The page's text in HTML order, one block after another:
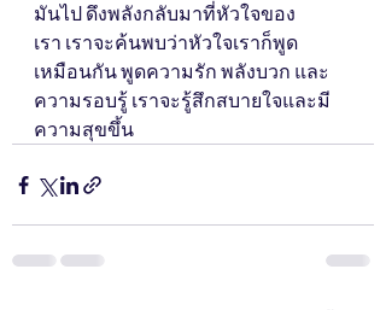
มันไป ดึงพลังกลับมาที่หัวใจของ
เรา เราจะค้นพบว่าหัวใจเราก็พูด
เหมือนกัน พูดความรัก พลังบวก และ
ความรอบรู้ เราจะรู้สึกสบายใจและมี
ความสุขขึ้น